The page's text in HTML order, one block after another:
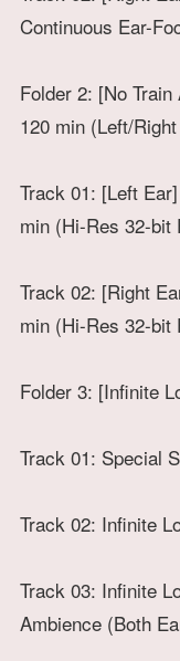
Continuous Ear-
Folder 2: [No
120 min (Left/
Track 01: [Left
min (Hi-Res 32-bit
Track 02: [Right
min (Hi-Res 32-bit
Folder 3: [Infinite
Track 01: Special
Track 02: Infinite
Track 03: Infinite
Ambience (Both